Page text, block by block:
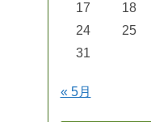
17
18
24
25
31
« 5月